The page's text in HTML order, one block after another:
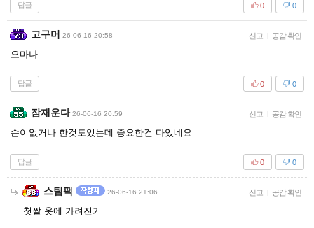
답글 0
0
고구머 26-06-16 20:58 신고 | 공감 확인
오마나...
답글 0
0
잠재운다 26-06-16 20:59 신고 | 공감 확인
손이없거나 한것도있는데 중요한건 다있네요
답글 0
0
스팀팩 26-06-16 21:06 신고 | 공감 확인
첫짤 옷에 가려진거